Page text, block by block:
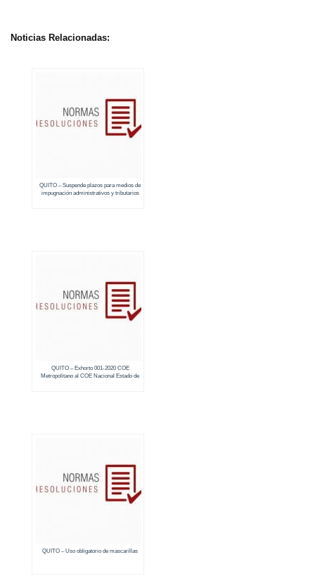
Noticias Relacionadas:
QUITO – Suspende plazos para medios de
impugnación administrativos y tributarios
QUITO – Exhorto 001-2020 COE
Metropolitano al COE Nacional Estado de
QUITO – Uso obligatorio de mascarillas